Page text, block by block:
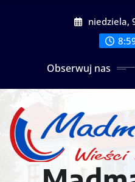
niedziela,
Obserwuj nas